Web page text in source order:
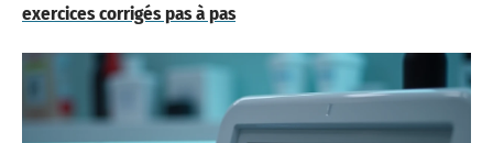
exercices corrigés pas à pas